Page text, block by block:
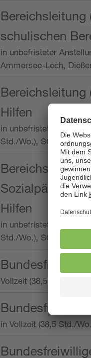
Bereichsleitung
schulischen
in unbefristeter
Ammersee-Lech,
Bereichsleitung
Hilfen
in unbefristeter
Std./Wo.), SOS-
Hilfen
in unbefristeter
Std./Wo.), SOS-
Vollzeit (38,5 Stunden
in Vollzeit (38,5 Std./